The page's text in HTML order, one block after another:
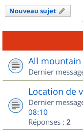
Nouveau sujet
All
Dernier
Location de
Dernier
08:10
Réponses : 2